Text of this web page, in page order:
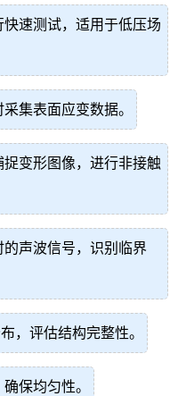
速测试，适用于低压场
集表面应变数据。
变形图像，进行非接触
声波信号，识别临界
，评估结构完整性。
保均匀性。